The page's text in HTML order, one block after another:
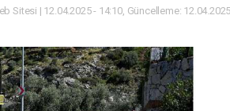
Sitesi | 12.04.2025 - 14:10, Güncelleme: